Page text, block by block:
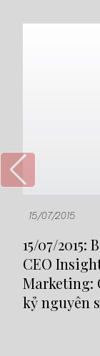
15/07/2015
15/07/
CEO
Marketing:
kỷ nguyên